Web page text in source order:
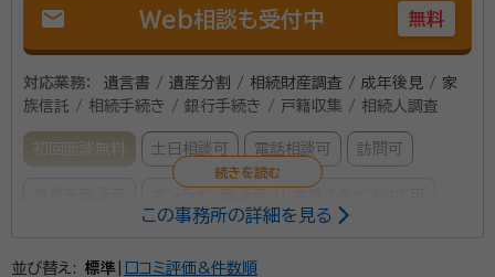
mail Web相談も受付中 無料
対応業務：
遺言書 / 遺産分割 / 相続財産調査 / 成年後見 / 家
族信託 / 相続手続き / 銀行手続き / 戸籍収集 / 相続人調査
初回面談無料 土日相談可 電話相談可 訪問可
この事務所の詳細を見る
並び替え: 標準 口コミ評価&件数順